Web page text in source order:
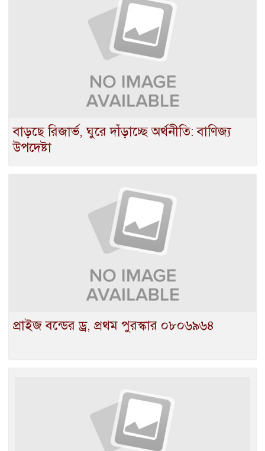
বাড়ছে রিজার্ভ, ঘুরে দাঁড়াচ্ছে অর্থনীতি: বাণিজ্য
উপদেষ্টা
প্রাইজ বন্ডের ড্র, প্রথম পুরস্কার ০৮০৬৯৬৪